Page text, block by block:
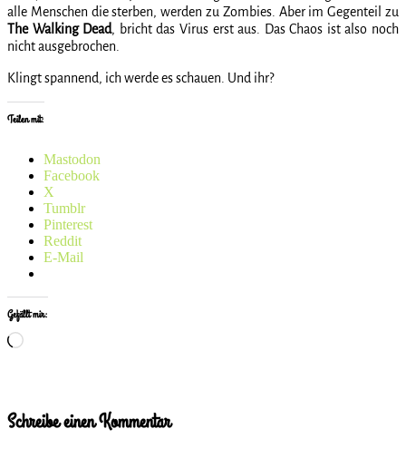
alle Menschen die sterben, werden zu Zombies. Aber im Gegenteil zu
The Walking Dead, bricht das Virus erst aus. Das Chaos ist also noch
nicht ausgebrochen.
Klingt spannend, ich werde es schauen. Und ihr?
Teilen mit:
Mastodon
Facebook
X
Tumblr
Pinterest
Reddit
E-Mail
Gefällt mir:
Wird
Schreibe einen Kommentar